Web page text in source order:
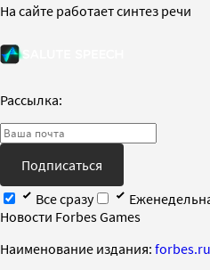
На сайте работает синтез речи
Рассылка:
Подписаться
Все сразу
Новости Forbes Games
Наименование издания: forbes.ru